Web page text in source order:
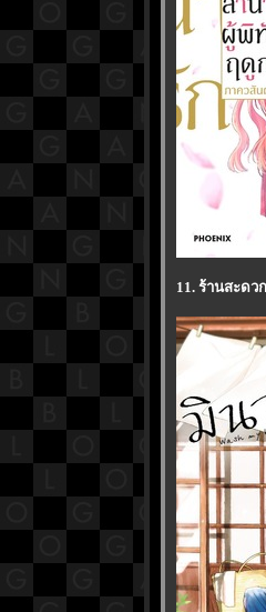
11. ร้านสะดว